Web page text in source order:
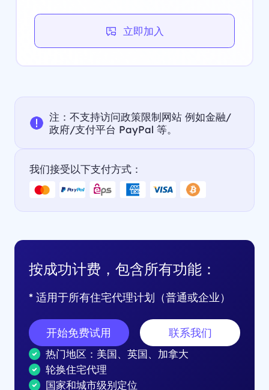
立即加入
注：不支持访问政策限制网站 例如金融/
政府/支付平台 PayPal 等。
我们接受以下支付方式：
按成功计费，包含所有功能：
* 适用于所有住宅代理计划（普通或企业）
开始免费试用 联系我们
热门地区：美国、英国、加拿大
轮换住宅代理
国家和城市级别定位